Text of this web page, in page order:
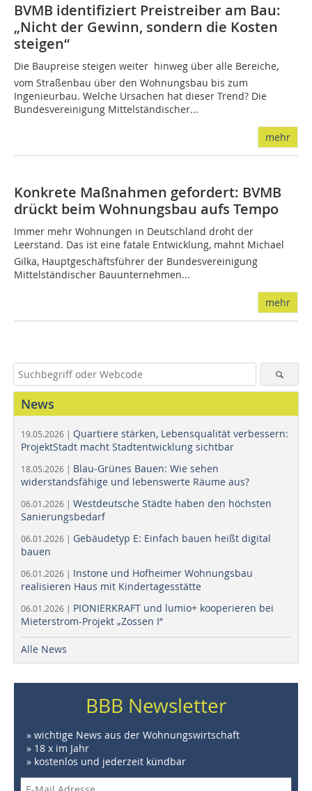
BVMB identifiziert Preistreiber am Bau:
„Nicht der Gewinn, sondern die Kosten
steigen“
Die Baupreise steigen weiter  hinweg über alle Bereiche,
vom Straßenbau über den Wohnungsbau bis zum
Ingenieurbau. Welche Ursachen hat dieser Trend? Die
Bundesvereinigung Mittelständischer...
mehr
Konkrete Maßnahmen gefordert: BVMB
drückt beim Wohnungsbau aufs Tempo
Immer mehr Wohnungen in Deutschland droht der
Leerstand. Das ist eine fatale Entwicklung, mahnt Michael
Gilka, Hauptgeschäftsführer der Bundesvereinigung
Mittelständischer Bauunternehmen...
mehr
News
19.05.2026 | Quartiere stärken, Lebensqualität verbessern:
ProjektStadt macht Stadtentwicklung sichtbar
18.05.2026 | Blau-Grünes Bauen: Wie sehen
widerstandsfähige und lebenswerte Räume aus?
06.01.2026 | Westdeutsche Städte haben den höchsten
Sanierungsbedarf
06.01.2026 | Gebäudetyp E: Einfach bauen heißt digital
bauen
06.01.2026 | Instone und Hofheimer Wohnungsbau
realisieren Haus mit Kindertagesstätte
06.01.2026 | PIONIERKRAFT und lumio+ kooperieren bei
Mieterstrom-Projekt „Zossen I“
Alle News
BBB Newsletter
» wichtige News aus der Wohnungswirtschaft
» 18 x im Jahr
» kostenlos und jederzeit kündbar